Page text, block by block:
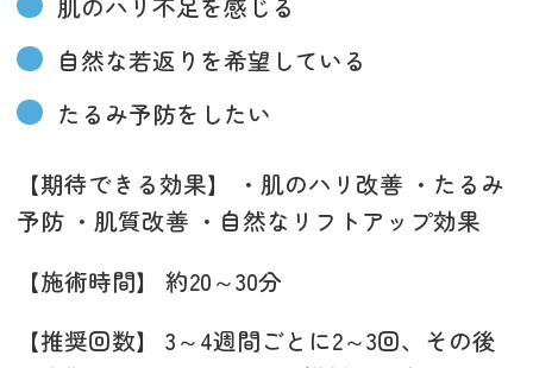
自然な若返りを希望している
たるみ予防をしたい
【期待できる効果】 ・肌のハリ改善 ・たるみ
予防 ・肌質改善 ・自然なリフトアップ効果
【施術時間】 約20～30分
【推奨回数】 3～4週間ごとに2～3回、その後